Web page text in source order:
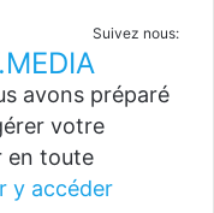
Suivez nous:
avons préparé
votre
en toute
y accéder